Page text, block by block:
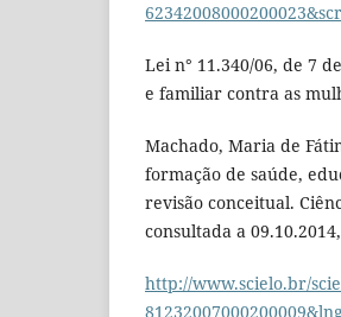
Lei n° 11.340/06, de 7
e familiar contra as
Machado, Maria de
formação de saúde,
revisão conceitual.
consultada a
http://www.scielo.br/